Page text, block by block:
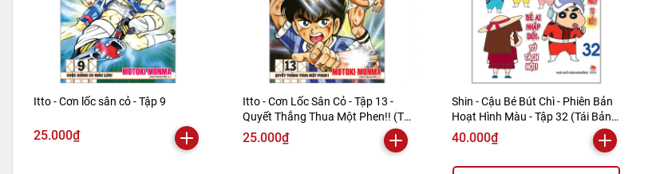
Itto - Cơn lốc sân cỏ - Tập 9
25.000₫
Itto - Cơn Lốc Sân Cỏ - Tập 13 -
Quyết Thắng Thua Một Phen!! (Tái
Bản 2024)
25.000₫
Shin - Cậu Bé Bút Chì - Phiên Bản
Hoạt Hình Màu - Tập 32 (Tái Bản
2019)
40.000₫